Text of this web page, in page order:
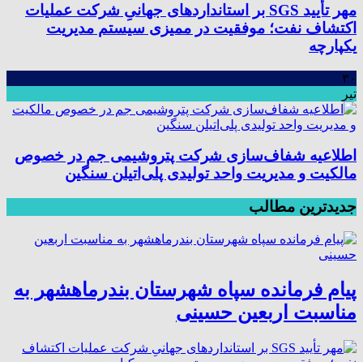
مهر تأیید SGS بر استانداردهای جهانیِ شرکت عملیات
اکتشاف نفت؛ موفقیت در ممیزی سیستم مدیریت
یکپارچه
۳۰
تیر
اطلاعیه شفاف‌سازی شرکت پتروشیمی جم در خصوص
مالکیت و مدیریت واحد تولیدی پلی‌اتیلن سنگین
جدیدترین مطالب
پیام فرمانده سپاه شهرستان بندرماهشهر به
مناسبت اربعین حسینی